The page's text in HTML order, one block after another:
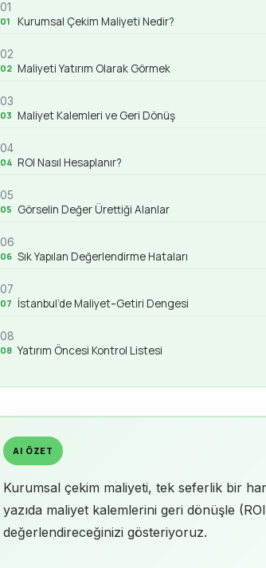
01
Kurumsal Çekim Maliyeti Nedir?
02
Maliyeti Yatırım Olarak Görmek
03
Maliyet Kalemleri ve Geri Dönüş
04
ROI Nasıl Hesaplanır?
05
Görselin Değer Ürettiği Alanlar
06
Sık Yapılan Değerlendirme Hataları
07
İstanbul’de Maliyet–Getiri Dengesi
08
Yatırım Öncesi Kontrol Listesi
AI ÖZET
Kurumsal çekim maliyeti, tek seferlik bir
yazıda maliyet kalemlerini geri dönüşle
değerlendireceğinizi gösteriyoruz.